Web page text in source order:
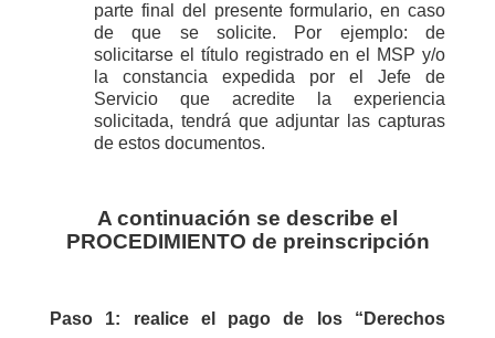
parte final del presente formulario, en caso
de que se solicite. Por ejemplo: de
solicitarse el título registrado en el MSP y/o
la constancia expedida por el Jefe de
Servicio que acredite la experiencia
solicitada, tendrá que adjuntar las capturas
de estos documentos.
A continuación se describe el
PROCEDIMIENTO de preinscripción
Paso 1: realice el pago de los “Derechos